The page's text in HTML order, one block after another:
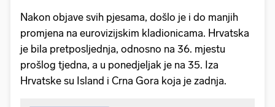
Nakon objave svih pjesama, došlo je i do manjih
promjena na eurovizijskim kladionicama. Hrvatska
je bila pretposljednja, odnosno na 36. mjestu
prošlog tjedna, a u ponedjeljak je na 35. Iza
Hrvatske su Island i Crna Gora koja je zadnja.